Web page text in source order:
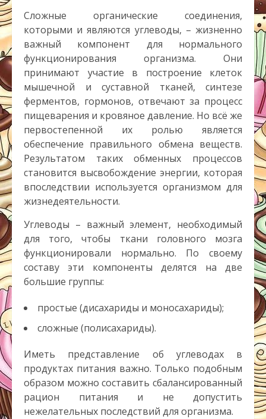
Сложные органические соединения,
которыми и являются углеводы, – жизненно
важный компонент для нормального
функционирования организма. Они
принимают участие в построение клеток
мышечной и суставной тканей, синтезе
ферментов, гормонов, отвечают за процесс
пищеварения и кровяное давление. Но всё же
первостепенной их ролью является
обеспечение правильного обмена веществ.
Результатом таких обменных процессов
становится высвобождение энергии, которая
впоследствии используется организмом для
жизнедеятельности.
Углеводы – важный элемент, необходимый
для того, чтобы ткани головного мозга
функционировали нормально. По своему
составу эти компоненты делятся на две
большие группы:
простые (дисахариды и моносахариды);
сложные (полисахариды).
Иметь представление об углеводах в
продуктах питания важно. Только подобным
образом можно составить сбалансированный
рацион питания и не допустить
нежелательных последствий для организма.